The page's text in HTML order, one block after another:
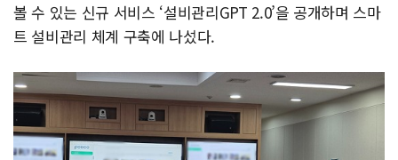
볼 수 있는 신규 서비스 ‘설비관리GPT 2.0’을 공개하며 스마
트 설비관리 체계 구축에 나섰다.